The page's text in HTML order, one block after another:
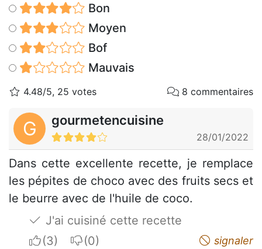
Bon
Moyen
Bof
Mauvais
4.48/5, 25 votes 8 commentaires
G gourmetencuisine
28/01/2022
Dans cette excellente recette, je remplace
les pépites de choco avec des fruits secs et
le beurre avec de l'huile de coco.
J'ai cuisiné cette recette
I apreciateI do not appreciate signaler